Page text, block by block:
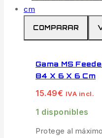
COMPARAR
Gama MS
84 X 6 X 6 Cm
15.49€ IVA incl.
1 disponibles
Protege al